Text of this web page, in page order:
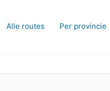
Alle routes Per provincie